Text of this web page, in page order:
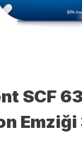
SCF
Emziği